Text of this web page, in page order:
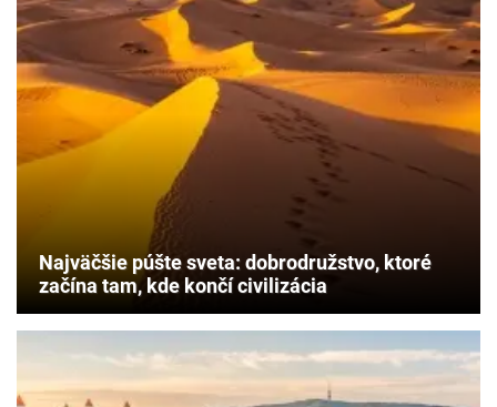
Najväčšie púšte sveta: dobrodružstvo, ktoré
začína tam, kde končí civilizácia